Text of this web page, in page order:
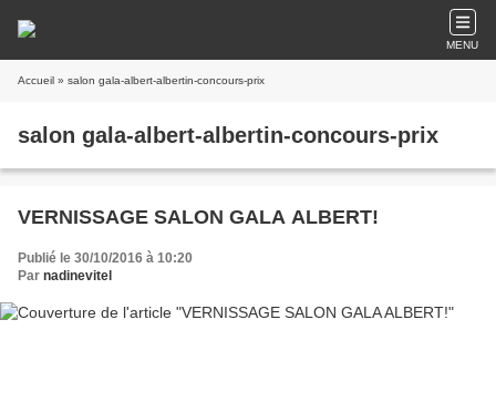
MENU
Accueil » salon gala-albert-albertin-concours-prix
salon gala-albert-albertin-concours-prix
VERNISSAGE SALON GALA ALBERT!
Publié le 30/10/2016 à 10:20
Par nadinevitel